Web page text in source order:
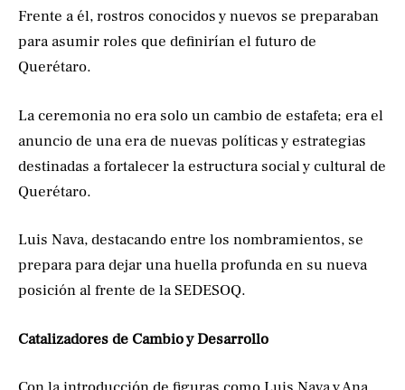
Frente a él, rostros conocidos y nuevos se preparaban
para asumir roles que definirían el futuro de
Querétaro.
La ceremonia no era solo un cambio de estafeta; era el
anuncio de una era de nuevas políticas y estrategias
destinadas a fortalecer la estructura social y cultural de
Querétaro.
Luis Nava, destacando entre los nombramientos, se
prepara para dejar una huella profunda en su nueva
posición al frente de la SEDESOQ.
Catalizadores de Cambio y Desarrollo